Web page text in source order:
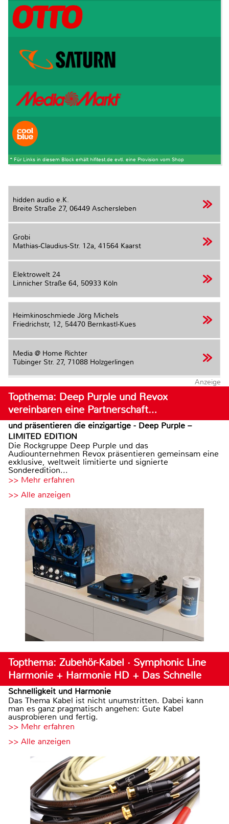
* Für Links in diesem Block erhält hifitest.de evtl. eine Provision vom Shop
hidden audio e.K.
Breite Straße 27, 06449 Aschersleben
Grobi
Mathias-Claudius-Str. 12a, 41564 Kaarst
Elektrowelt 24
Linnicher Straße 64, 50933 Köln
Heimkinoschmiede Jörg Michels
Friedrichstr, 12, 54470 Bernkastl-Kues
Media @ Home Richter
Tübinger Str. 27, 71088 Holzgerlingen
Anzeige
Topthema: Deep Purple und Revox
vereinbaren eine Partnerschaft…
und präsentieren die einzigartige - Deep Purple –
LIMITED EDITION
Die Rockgruppe Deep Purple und das
Audiounternehmen Revox präsentieren gemeinsam eine
exklusive, weltweit limitierte und signierte
Sonderedition...
>> Mehr erfahren
>> Alle anzeigen
Topthema: Zubehör-Kabel · Symphonic Line
Harmonie + Harmonie HD + Das Schnelle
Schnelligkeit und Harmonie
Das Thema Kabel ist nicht unumstritten. Dabei kann
man es ganz pragmatisch angehen: Gute Kabel
ausprobieren und fertig.
>> Mehr erfahren
>> Alle anzeigen